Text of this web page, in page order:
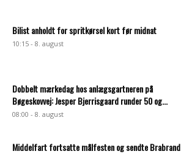
Bilist anholdt for spritkørsel kort før midnat
10:15 - 8. august
Dobbelt mærkedag hos anlægsgartneren på
Bøgeskovvej: Jesper Bjerrisgaard runder 50 og...
08:00 - 8. august
Middelfart fortsatte målfesten og sendte Brabrand